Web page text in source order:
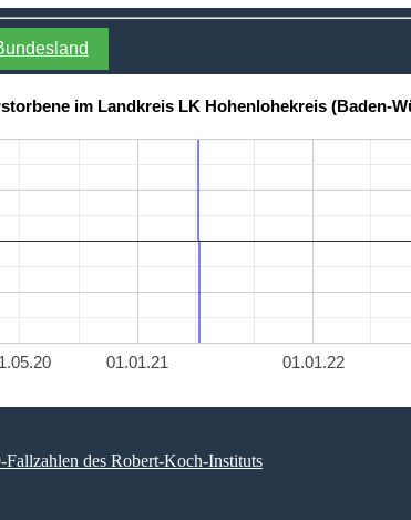
im Landkreis LK Hohenlohekreis (Baden-
01.01.21 01.01.22
des Robert-Koch-Instituts